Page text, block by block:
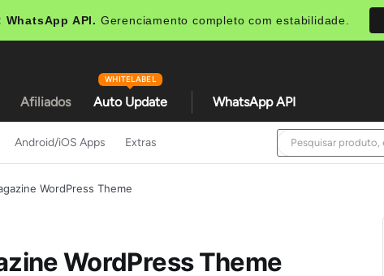
WhatsApp API. Gerenciamento completo com estabilidade.
Afiliados Auto Update
WHITELABEL
WhatsApp API
Android/iOS Apps Extras
WordPress Theme
WordPress Theme